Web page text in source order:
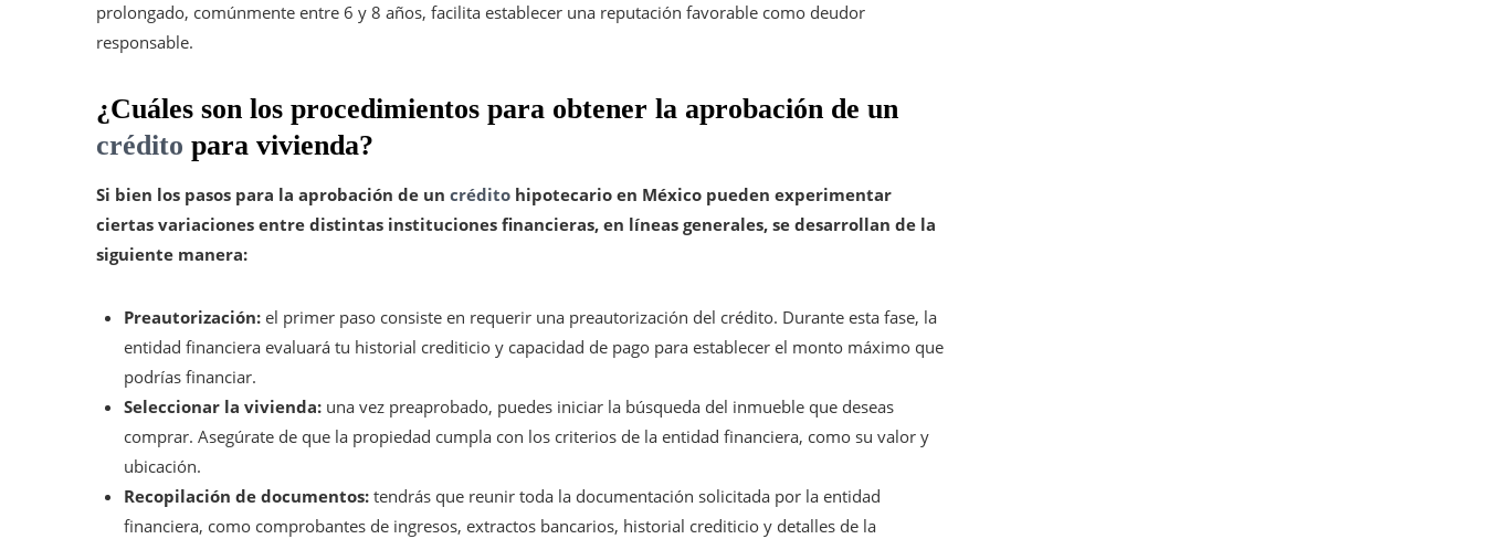
prolongado, comúnmente entre 6 y 8 años, facilita establecer una reputación favorable como deudor
responsable.
¿Cuáles son los procedimientos para obtener la aprobación de un
crédito para vivienda?
Si bien los pasos para la aprobación de un crédito hipotecario en México pueden experimentar
ciertas variaciones entre distintas instituciones financieras, en líneas generales, se desarrollan de la
siguiente manera:
Preautorización: el primer paso consiste en requerir una preautorización del crédito. Durante esta fase, la
entidad financiera evaluará tu historial crediticio y capacidad de pago para establecer el monto máximo que
podrías financiar.
Seleccionar la vivienda: una vez preaprobado, puedes iniciar la búsqueda del inmueble que deseas
comprar. Asegúrate de que la propiedad cumpla con los criterios de la entidad financiera, como su valor y
ubicación.
Recopilación de documentos: tendrás que reunir toda la documentación solicitada por la entidad
financiera, como comprobantes de ingresos, extractos bancarios, historial crediticio y detalles de la